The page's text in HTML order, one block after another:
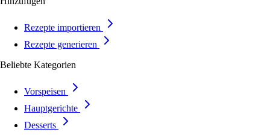
Rezepte importieren
Rezepte generieren
Beliebte Kategorien
Vorspeisen
Hauptgerichte
Desserts